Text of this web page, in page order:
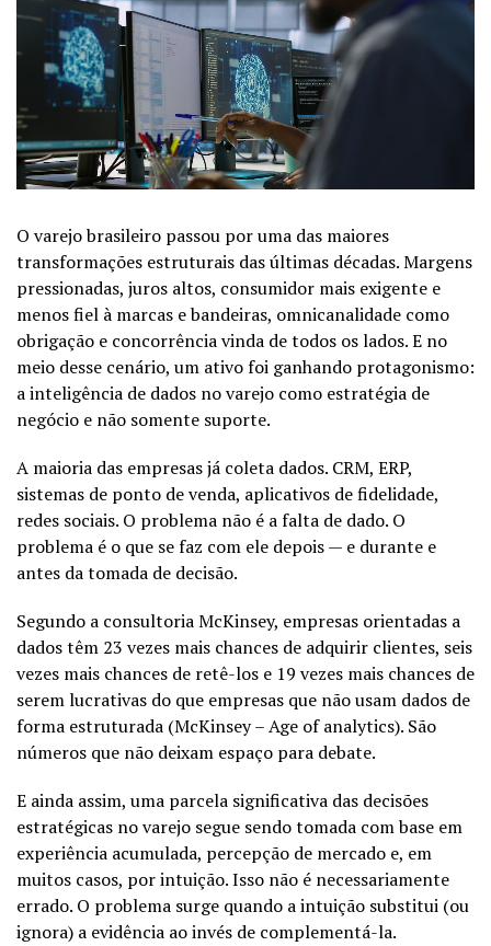
O varejo brasileiro passou por uma das maiores
transformações estruturais das últimas décadas. Margens
pressionadas, juros altos, consumidor mais exigente e
menos fiel à marcas e bandeiras, omnicanalidade como
obrigação e concorrência vinda de todos os lados. E no
meio desse cenário, um ativo foi ganhando protagonismo:
a inteligência de dados no varejo como estratégia de
negócio e não somente suporte.
A maioria das empresas já coleta dados. CRM, ERP,
sistemas de ponto de venda, aplicativos de fidelidade,
redes sociais. O problema não é a falta de dado. O
problema é o que se faz com ele depois — e durante e
antes da tomada de decisão.
Segundo a consultoria McKinsey, empresas orientadas a
dados têm 23 vezes mais chances de adquirir clientes, seis
vezes mais chances de retê-los e 19 vezes mais chances de
serem lucrativas do que empresas que não usam dados de
forma estruturada (McKinsey – Age of analytics). São
números que não deixam espaço para debate.
E ainda assim, uma parcela significativa das decisões
estratégicas no varejo segue sendo tomada com base em
experiência acumulada, percepção de mercado e, em
muitos casos, por intuição. Isso não é necessariamente
errado. O problema surge quando a intuição substitui (ou
ignora) a evidência ao invés de complementá-la.